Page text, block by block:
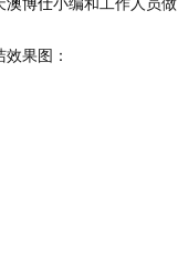
效果图：